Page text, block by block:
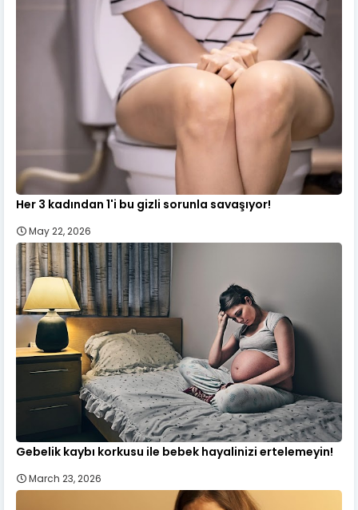
Her 3 kadından 1'i bu gizli sorunla savaşıyor!
May 22, 2026
Gebelik kaybı korkusu ile bebek hayalinizi ertelemeyin!
March 23, 2026